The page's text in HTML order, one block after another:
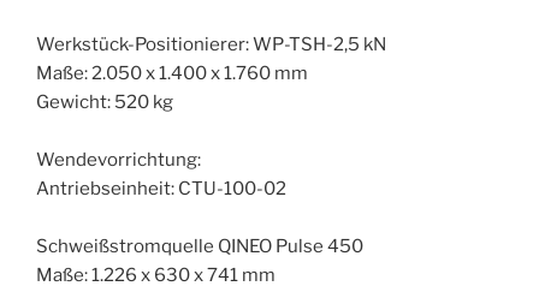
Werkstück-Positionierer: WP-TSH-2,5 kN
Maße: 2.050 x 1.400 x 1.760 mm
Gewicht: 520 kg
Wendevorrichtung:
Antriebseinheit: CTU-100-02
Schweißstromquelle QINEO Pulse 450
Maße: 1.226 x 630 x 741 mm